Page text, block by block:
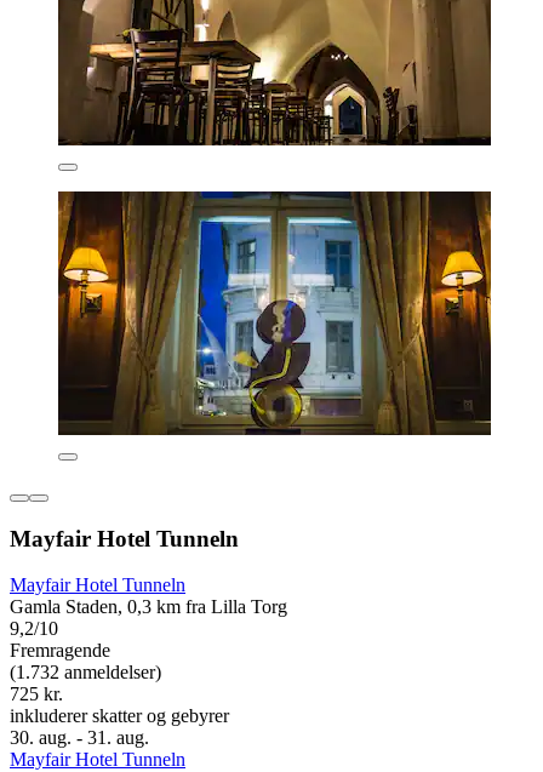
Mayfair Hotel Tunneln
Mayfair Hotel Tunneln
Gamla Staden, 0,3 km fra Lilla Torg
9,2/10
Fremragende
(1.732 anmeldelser)
725 kr.
inkluderer skatter og gebyrer
30. aug. - 31. aug.
Mayfair Hotel Tunneln